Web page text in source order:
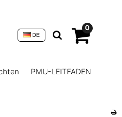
0
DE
PMU-LEITFADEN